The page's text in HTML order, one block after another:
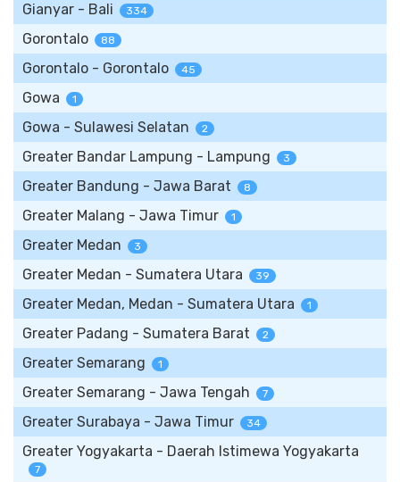
Gianyar - Bali 334
Gorontalo 88
Gorontalo - Gorontalo 45
Gowa 1
Gowa - Sulawesi Selatan 2
Greater Bandar Lampung - Lampung 3
Greater Bandung - Jawa Barat 8
Greater Malang - Jawa Timur 1
Greater Medan 3
Greater Medan - Sumatera Utara 39
Greater Medan, Medan - Sumatera Utara 1
Greater Padang - Sumatera Barat 2
Greater Semarang 1
Greater Semarang - Jawa Tengah 7
Greater Surabaya - Jawa Timur 34
Greater Yogyakarta - Daerah Istimewa Yogyakarta
7